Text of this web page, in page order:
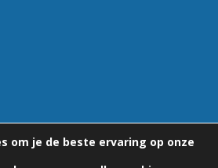
om je de beste ervaring op onze